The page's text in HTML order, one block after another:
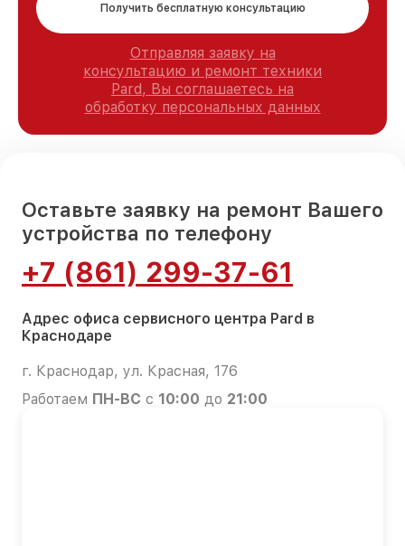
Получить бесплатную консультацию
Отправляя заявку на
консультацию и ремонт техники
Pard, Вы соглашаетесь на
обработку персональных данных
Оставьте заявку на ремонт Вашего
устройства по телефону
+7 (861) 299-37-61
Адрес офиса сервисного центра Pard в
Краснодаре
г. Краснодар, ул. Красная, 176
Работаем ПН-ВС с 10:00 до 21:00